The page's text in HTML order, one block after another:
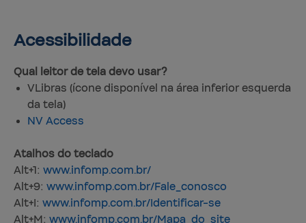
Acessibilidade
Qual leitor de tela devo usar?
VLibras (ícone disponível na área inferior esquerda
da tela)
NV Access
Atalhos do teclado
Alt+1: www.infomp.com.br/
Alt+9: www.infomp.com.br/Fale_conosco
Alt+I: www.infomp.com.br/Identificar-se
Alt+M: www.infomp.com.br/Mapa_do_site